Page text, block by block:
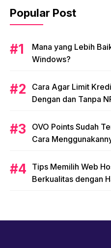
Popular Post
Mana yang Lebih
Windows?
Cara Agar Limit
Dengan dan Tanpa
OVO Points Sudah
Cara
Tips Memilih Web
Berkualitas dengan